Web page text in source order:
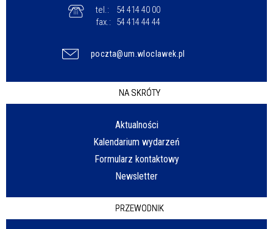
tel.:
54 414 40 00
fax.:
54 414 44 44
poczta@um.wloclawek.pl
NA SKRÓTY
Aktualności
Kalendarium wydarzeń
Formularz kontaktowy
Newsletter
PRZEWODNIK